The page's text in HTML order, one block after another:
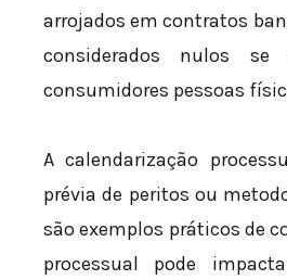
arrojados em contratos
considerados nulos se
consumidores pessoas
A calendarização
prévia de peritos ou
são exemplos práticos de
processual pode